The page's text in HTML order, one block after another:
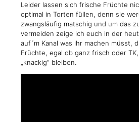
Leider lassen sich frische Früchte
optimal in Torten füllen, denn sie
zwangsläufig matschig und um das
vermeiden zeige ich euch in der
auf´m Kanal was ihr machen müsst,
Früchte, egal ob ganz frisch oder
„knackig“ bleiben.